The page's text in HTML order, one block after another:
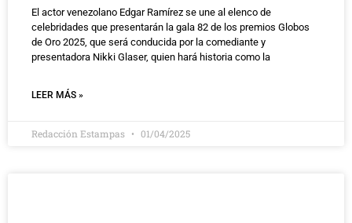
El actor venezolano Edgar Ramírez se une al elenco de
celebridades que presentarán la gala 82 de los premios Globos
de Oro 2025, que será conducida por la comediante y
presentadora Nikki Glaser, quien hará historia como la
LEER MÁS »
Redacción Estampas 01/04/2025